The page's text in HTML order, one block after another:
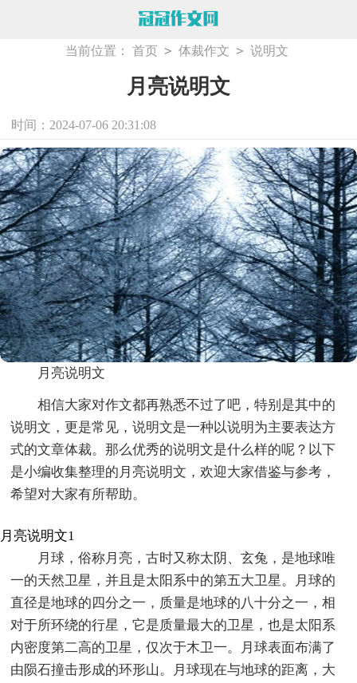
当前位置： 首页 > 体裁作文 > 说明文
月亮说明文
时间：2024-07-06 20:31:08
月亮说明文
相信大家对作文都再熟悉不过了吧，特别是其中的
说明文，更是常见，说明文是一种以说明为主要表达方
式的文章体裁。那么优秀的说明文是什么样的呢？以下
是小编收集整理的月亮说明文，欢迎大家借鉴与参考，
希望对大家有所帮助。
月亮说明文1
月球，俗称月亮，古时又称太阴、玄兔，是地球唯
一的天然卫星，并且是太阳系中的第五大卫星。月球的
直径是地球的四分之一，质量是地球的八十分之一，相
对于所环绕的行星，它是质量最大的卫星，也是太阳系
内密度第二高的卫星，仅次于木卫一。月球表面布满了
由陨石撞击形成的环形山。月球现在与地球的距离，大